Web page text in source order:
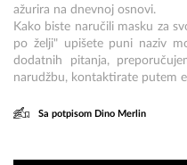
ažurira na dnevnoj osnovi.
Kako biste naručili masku za
po želji" upišete puni naziv
dodatnih pitanja,
narudžbu, kontaktirate putem
Sa potpisom Dino Merlin